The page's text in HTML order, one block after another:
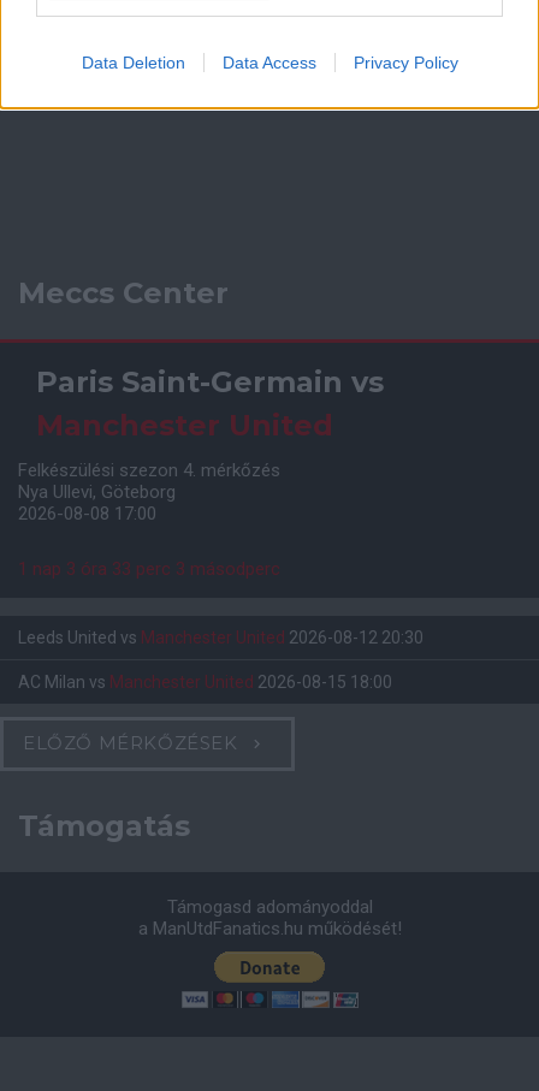
Data Deletion Data Access Privacy Policy
Meccs Center
Paris Saint-Germain vs
Manchester United
Felkészülési szezon 4. mérkőzés
Nya Ullevi, Göteborg
2026-08-08 17:00
1 nap 3 óra 33 perc 2 másodperc
Leeds United vs Manchester United 2026-08-12 20:30
AC Milan vs Manchester United 2026-08-15 18:00
ELŐZŐ MÉRKŐZÉSEK
Támogatás
Támogasd adományoddal
a ManUtdFanatics.hu működését!